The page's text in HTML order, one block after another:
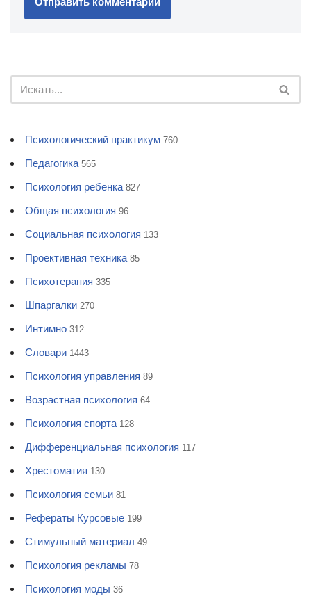
Психологический практикум 760
Педагогика 565
Психология ребенка 827
Общая психология 96
Социальная психология 133
Проективная техника 85
Психотерапия 335
Шпаргалки 270
Интимно 312
Словари 1443
Психология управления 89
Возрастная психология 64
Психология спорта 128
Дифференциальная психология 117
Хрестоматия 130
Психология семьи 81
Рефераты Курсовые 199
Стимульный материал 49
Психология рекламы 78
Психология моды 36